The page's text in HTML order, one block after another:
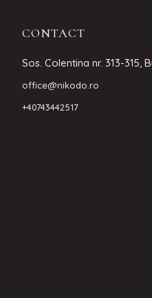
CONTACT
Sos. Colentina nr. 313-315,
office@nikodo.ro
+40743442517